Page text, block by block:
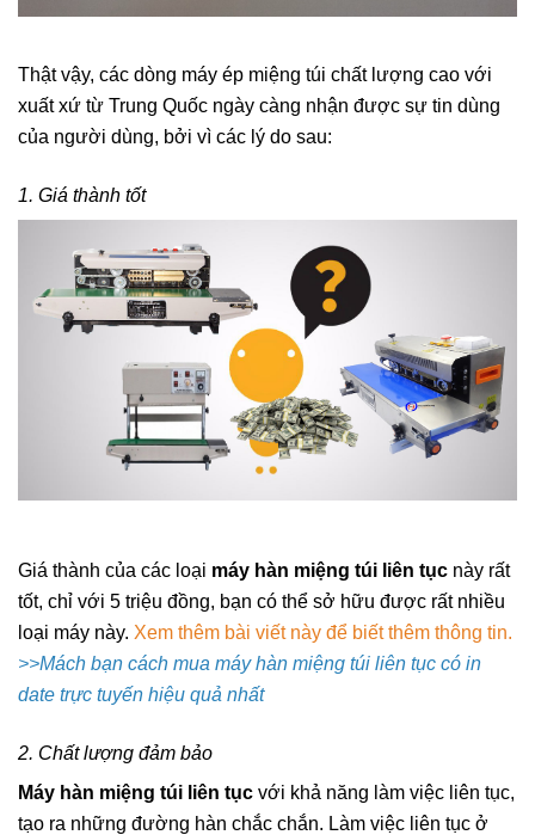
Thật vậy, các dòng máy ép miệng túi chất lượng cao với
xuất xứ từ Trung Quốc ngày càng nhận được sự tin dùng
của người dùng, bởi vì các lý do sau:
1. Giá thành tốt
Giá thành của các loại máy hàn miệng túi liên tục này rất
tốt, chỉ với 5 triệu đồng, bạn có thể sở hữu được rất nhiều
loại máy này. Xem thêm bài viết này để biết thêm thông tin.
>>Mách bạn cách mua máy hàn miệng túi liên tục có in
date trực tuyến hiệu quả nhất
2. Chất lượng đảm bảo
Máy hàn miệng túi liên tục với khả năng làm việc liên tục,
tạo ra những đường hàn chắc chắn. Làm việc liên tục ở